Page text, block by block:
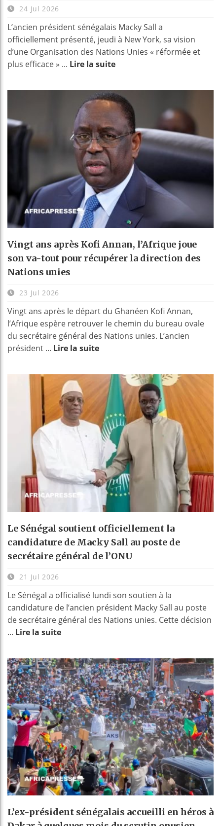
24 Jul 2026
L’ancien président sénégalais Macky Sall a
officiellement présenté, jeudi à New York, sa vision
d’une Organisation des Nations Unies « réformée et
plus efficace » ... Lire la suite
Vingt ans après Kofi Annan, l’Afrique joue
son va-tout pour récupérer la direction des
Nations unies
23 Jul 2026
Vingt ans après le départ du Ghanéen Kofi Annan,
l’Afrique espère retrouver le chemin du bureau ovale
du secrétaire général des Nations unies. L’ancien
président ... Lire la suite
Le Sénégal soutient officiellement la
candidature de Macky Sall au poste de
secrétaire général de l’ONU
21 Jul 2026
Le Sénégal a officialisé lundi son soutien à la
candidature de l’ancien président Macky Sall au poste
de secrétaire général des Nations unies. Cette décision
... Lire la suite
L’ex-président sénégalais accueilli en héros à